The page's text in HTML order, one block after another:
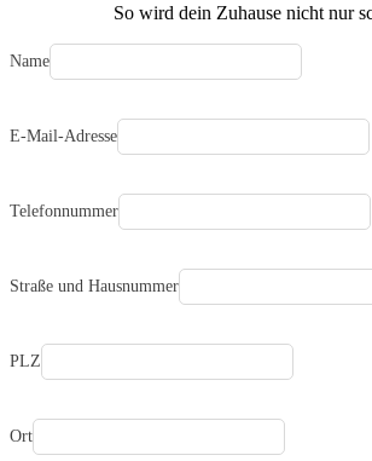
So wird dein Zuhause nicht nur
Name
E-Mail-Adresse
Telefonnummer
Straße und Hausnummer
PLZ
Ort